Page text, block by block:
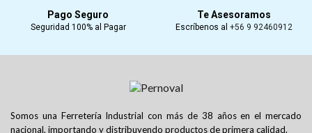
Pago Seguro
Seguridad 100% al Pagar
Te Asesoramos
Escríbenos al +56 9 92460912
Somos una Ferretería Industrial con más de 38 años en el mercado
nacional, importando y distribuyendo productos de primera calidad.